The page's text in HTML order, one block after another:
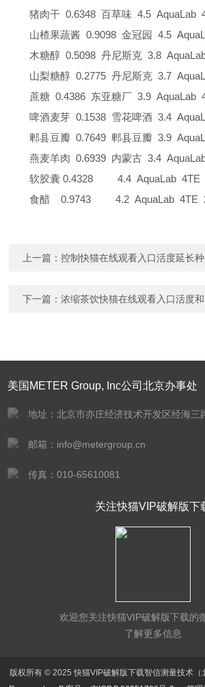
猪肉干 0.6348 百草味4.5 AquaLab
山楂果蔬酱 0.9098 金冠园4.5
木糖醇 0.5098 丹尼斯克3.8
山梨糖醇 0.2775 丹尼斯克3.7
蔗糖 0.4386 东亚糖厂3.9 AquaLab
啤酒麦芽 0.1538 雪花啤酒3.4
郫县豆瓣 0.7649 郫县豆瓣3.9
燕麦羊肉 0.6939 内蒙古3.4
软胶囊 0.4328 4.4 AquaLab 4TE
食醋 0.9743 4.2 AquaLab 4TE
上一篇：控制快猫在线观看入口活度延长
下一篇：浓缩茶饮快猫在线观看入口活度
美国METER Group, Inc公司北京办事处
地址：北京市亦庄经济技术开发区经海
邮箱：info@metergroup.cn
传真：010-65610081
关注快猫VIP破解版下
欢迎您关注快猫VIP破解版下载的
了解更多信息
版权所有 © 2025 快猫VIP破解版下载智信测量技术